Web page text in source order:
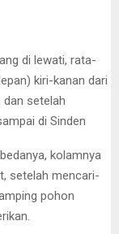
di lewati, rata-
kiri-kanan dari
dan setelah
di Sinden
kolamnya
setelah mencari-
pohon